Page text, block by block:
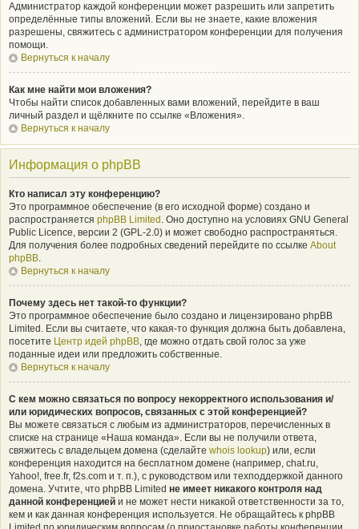
Администратор каждой конференции может разрешить или запретить
определённые типы вложений. Если вы не знаете, какие вложения
разрешены, свяжитесь с администратором конференции для получения
помощи.
Вернуться к началу
Как мне найти мои вложения?
Чтобы найти список добавленных вами вложений, перейдите в ваш
личный раздел и щёлкните по ссылке «Вложения».
Вернуться к началу
Информация о phpBB
Кто написал эту конференцию?
Это программное обеспечение (в его исходной форме) создано и
распространяется phpBB Limited . Оно доступно на условиях GNU General
Public Licence, версии 2 (GPL-2.0) и может свободно распространяться.
Для получения более подробных сведений перейдите по ссылке About
phpBB.
Вернуться к началу
Почему здесь нет такой-то функции?
Это программное обеспечение было создано и лицензировано phpBB
Limited. Если вы считаете, что какая-то функция должна быть добавлена,
посетите Центр идей phpBB, где можно отдать свой голос за уже
поданные идеи или предложить собственные.
Вернуться к началу
С кем можно связаться по вопросу некорректного использования и/
или юридических вопросов, связанных с этой конференцией?
Вы можете связаться с любым из администраторов, перечисленных в
списке на странице «Наша команда». Если вы не получили ответа,
свяжитесь с владельцем домена (сделайте whois lookup) или, если
конференция находится на бесплатном домене (например, chat.ru,
Yahoo!, free.fr, f2s.com и т. п.), с руководством или техподдержкой данного
домена. Учтите, что phpBB Limited не имеет никакого контроля над
данной конференцией и не может нести никакой ответственности за то,
кем и как данная конференция используется. Не обращайтесь к phpBB